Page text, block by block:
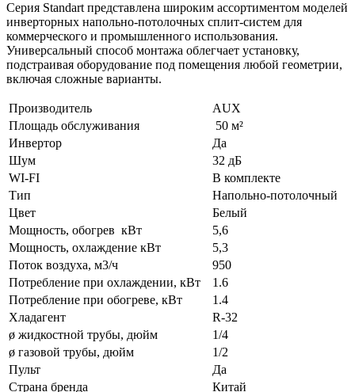
Серия Standart представлена широким ассортиментом моделей
инверторных напольно-потолочных сплит-систем для
коммерческого и промышленного использования.
Универсальный способ монтажа облегчает установку,
подстраивая оборудование под помещения любой геометрии,
включая сложные варианты.
Производитель
AUX
Площадь обслуживания
50 м²
Инвертор
Да
Шум
32 дБ
WI-FI
В комплекте
Тип
Напольно-потолочный
Цвет
Белый
Мощность, обогрев кВт
5,6
Мощность, охлаждение кВт
5,3
Поток воздуха, м3/ч
950
Потребление при охлаждении, кВт
1.6
Потребление при обогреве, кВт
1.4
Хладагент
R-32
ø жидкостной трубы, дюйм
1/4
ø газовой трубы, дюйм
1/2
Пульт
Да
Страна бренда
Китай